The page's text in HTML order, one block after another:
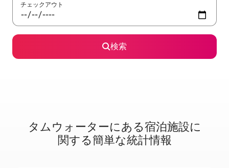
チェックアウト
検索
タムウォーターに⁠あ⁠る宿⁠泊⁠施⁠設⁠に
関⁠す⁠る簡⁠単⁠な統⁠計⁠情⁠報